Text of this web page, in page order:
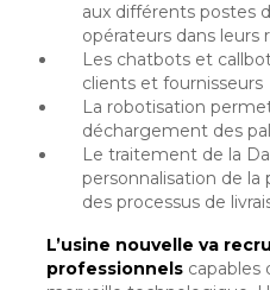
aux différents postes
opérateurs dans leurs
Les chatbots et
clients et fournisseurs
La robotisation
déchargement des
Le traitement de la
personnalisation de la
des processus de
L’usine nouvelle va
professionnels capables